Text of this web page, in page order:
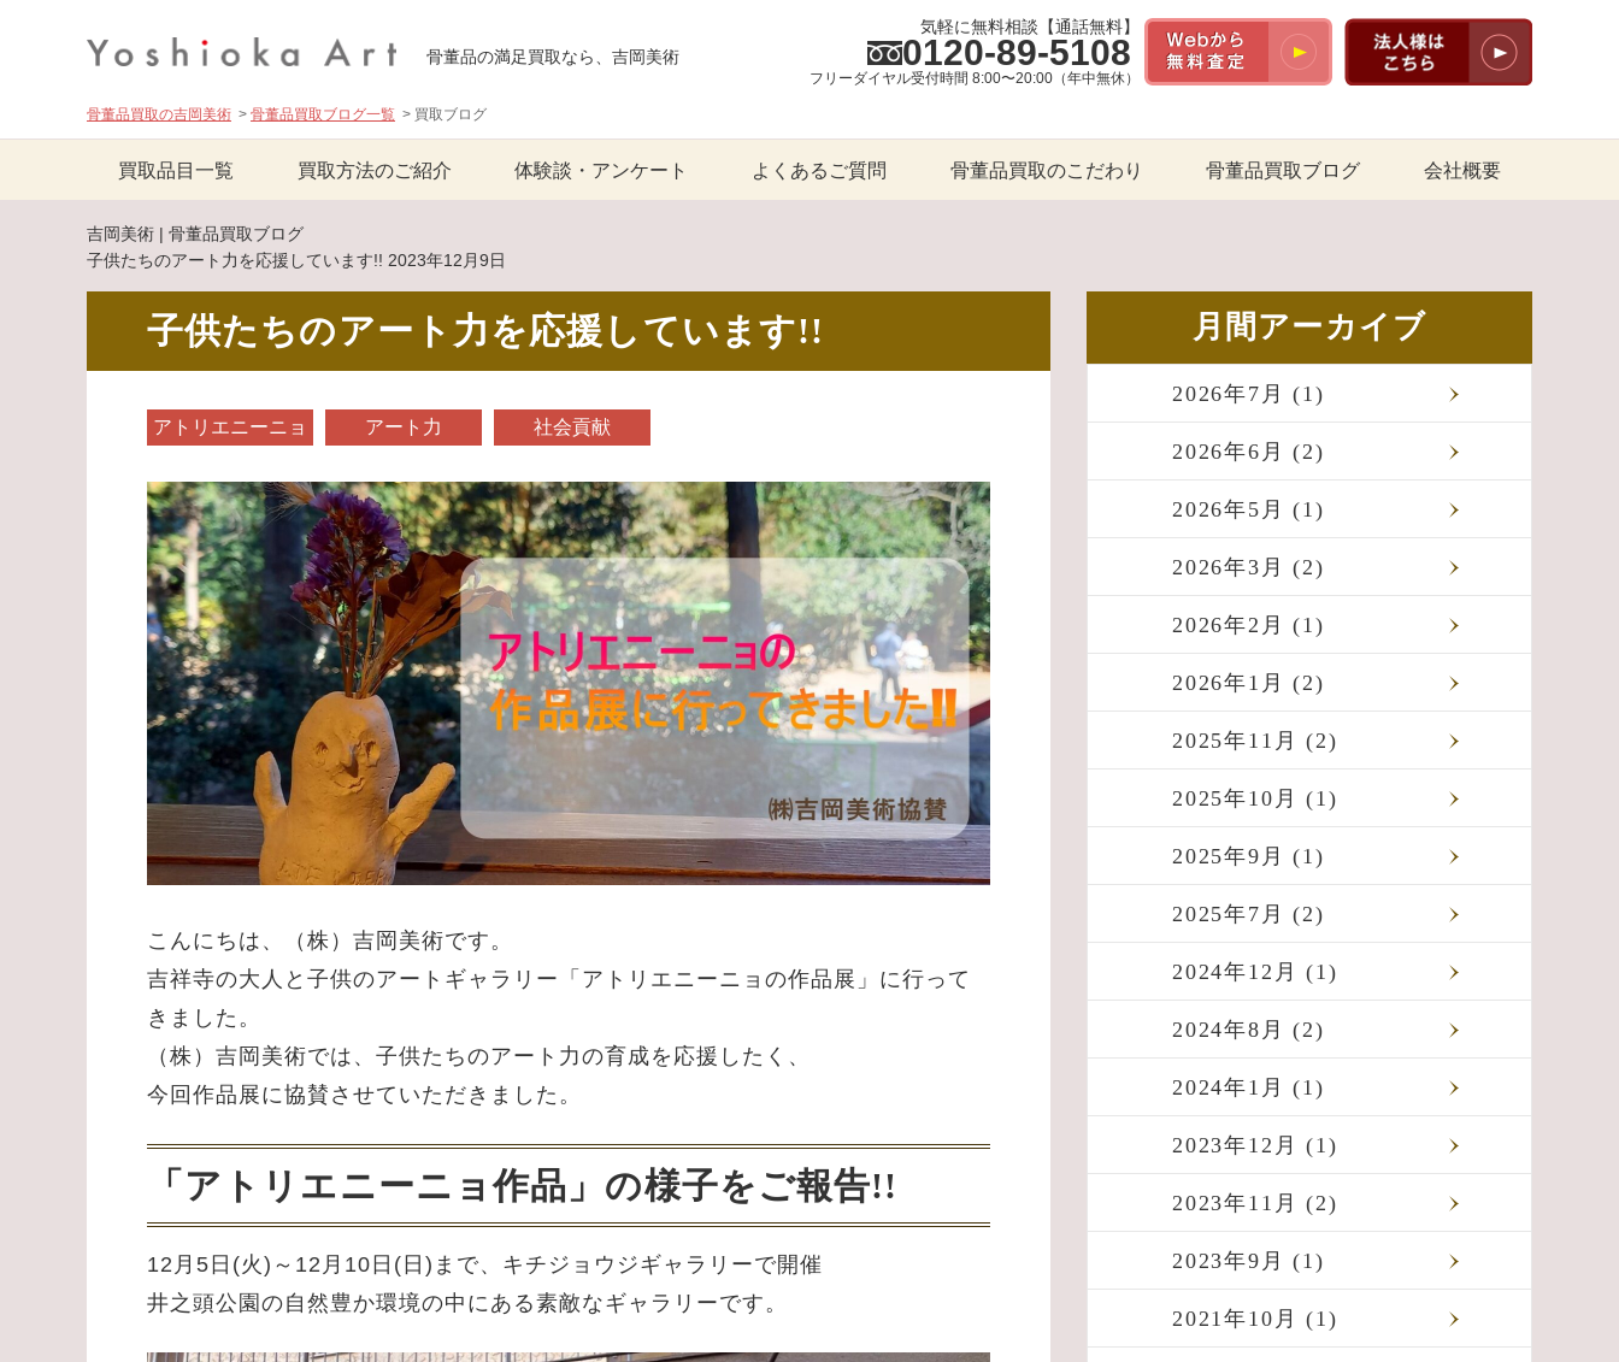
骨董品の満足買取なら、吉岡美術
気軽に無料相談【通話無料】
0120-89-5108
フリーダイヤル受付時間 8:00〜20:00（年中無休）
骨董品買取の吉岡美術 骨董品買取ブログ一覧 買取ブログ
買取品目一覧 買取方法のご紹介 体験談・アンケート よくあるご質問 骨董品買取のこだわり 骨董品買取ブログ 会社概要
吉岡美術 | 骨董品買取ブログ
子供たちのアート力を応援しています!! 2023年12月9日
子供たちのアート力を応援しています!!
アトリエニーニョ アート力 社会貢献
こんにちは、（株）吉岡美術です。
吉祥寺の大人と子供のアートギャラリー「 アトリエニーニョ の作品展」に行って
きました。
（株）吉岡美術では、子供たちのアート力の育成を応援したく、
今回作品展に協賛させていただきました。
「アトリエニーニョ作品」の様子をご報告!!
12月5日(火)～12月10日(日)まで、キチジョウジギャラリーで開催
井之頭公園の自然豊か環境の中にある素敵なギャラリーです。
月間アーカイブ
2026年7月 (1)
2026年6月 (2)
2026年5月 (1)
2026年3月 (2)
2026年2月 (1)
2026年1月 (2)
2025年11月 (2)
2025年10月 (1)
2025年9月 (1)
2025年7月 (2)
2024年12月 (1)
2024年8月 (2)
2024年1月 (1)
2023年12月 (1)
2023年11月 (2)
2023年9月 (1)
2021年10月 (1)